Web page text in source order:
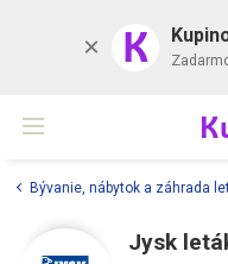
K
Bývanie, nábytok a záhrada
Jysk